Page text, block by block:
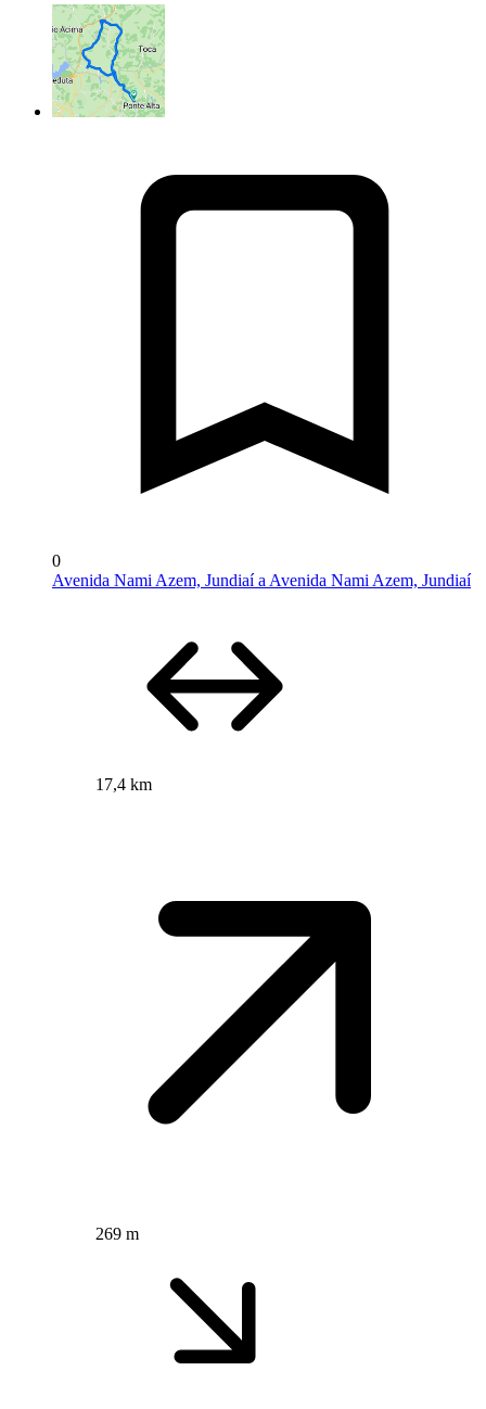
0
Avenida Nami Azem, Jundiaí a Avenida Nami Azem, Jundiaí
17,4 km
269 m